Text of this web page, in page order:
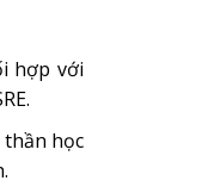
hợp với
thần học